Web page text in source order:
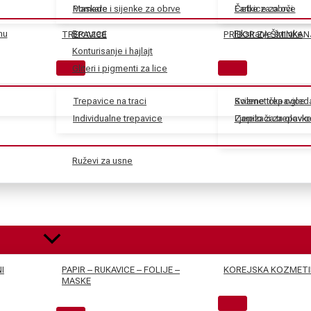
Bronzeri
Konturisanje i hajlajt
Gliteri i pigmenti za lice
Fiksiranje šminke
Ruževi za usne
Maskare
Pomade i sijenke za obrve
Farbe za obrve
TREPAVICE
Trepavice na traci
Individualne trepavice
Svilene trepavice
Ljepilo za
Četkice za oči
PRIBOR ZA
Kozmetička
Zarezači za olovke
PAPIR – RUKAVICE – FOLIJE –
MASKE
KOREJSKA